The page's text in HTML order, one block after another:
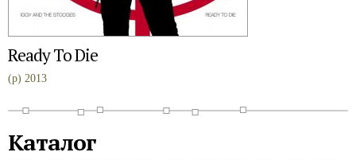
Ready To Die
(p) 2013
Каталог